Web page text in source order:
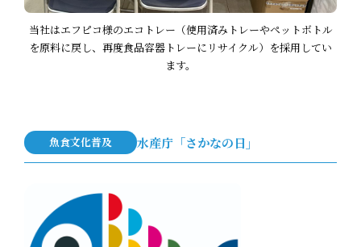
当社はエフピコ様のエコトレー（使用済みトレーやペットボトル
を原料に戻し、再度食品容器トレーにリサイクル）を採用してい
ます。
魚食文化普及 水産庁「さかなの日」